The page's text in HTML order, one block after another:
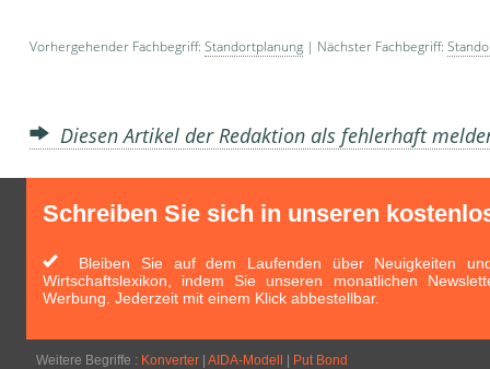
Vorhergehender Fachbegriff: Standortplanung | Nächster Fachbegriff:
Diesen Artikel der Redaktion als fehlerhaft
Schreiben Sie sich in unseren
Bleiben Sie auf dem Laufenden über Neuigkeiten
Wirtschaftslexikon, indem Sie unseren monatlichen
Werbung. Jederzeit mit einem Klick abbestellbar.
Weitere Begriffe : Konverter AIDA-Modell Put Bond